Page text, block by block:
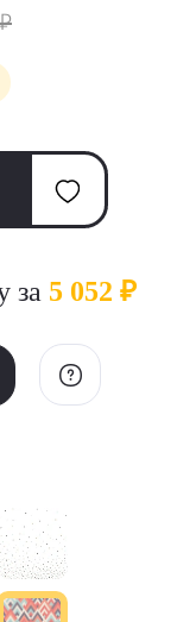
за 5 052 ₽